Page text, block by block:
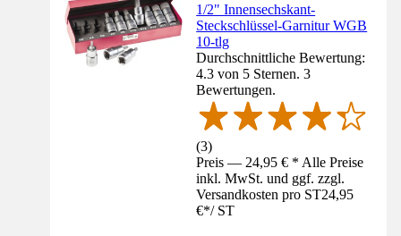
1/2" Innensechskant-
Steckschlüssel-Garnitur WGB
10-tlg
Durchschnittliche Bewertung:
4.3 von 5 Sternen. 3
Bewertungen.
(3)
Preis — 24,95 € * Alle Preise
inkl. MwSt. und ggf. zzgl.
Versandkosten pro ST24,95
€*/ ST